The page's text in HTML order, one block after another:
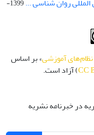
1399-
آموزشی» بر اساس
CC) آزاد است.
در خبرنامه نشریه